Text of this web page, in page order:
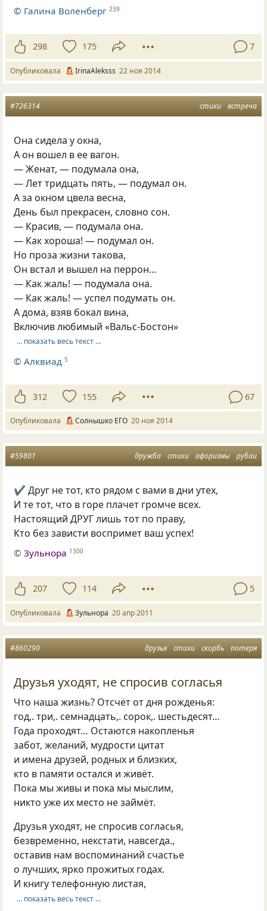
© Галина Воленберг 239
298 175 7
Опубликовала IrinaAleksss 22 ноя 2014
стихи встреча
#726314
Она сидела у окна,
А он вошел в ее вагон.
— Женат, — подумала она,
— Лет тридцать пять, — подумал он.
А за окном цвела весна,
День был прекрасен, словно сон.
— Красив, — подумала она.
— Как хороша! — подумал он.
Но проза жизни такова,
Он встал и вышел на перрон…
— Как жаль! — подумала она.
— Как жаль! — успел подумать он.
А дома, взяв бокал вина,
Включив любимый «Вальс-Бостон»
… показать весь текст …
©Алквиад 5
312 155 67
Опубликовала Солнышко ЕГО 20 ноя 2014
дружба стихи афоризмы рубаи
#59801
✔ Друг не тот, кто рядом с вами в дни утех,
И те тот, что в горе плачет громче всех.
Настоящий ДРУГ лишь тот по праву,
Кто без зависти воспримет ваш успех!
©Зульнора 1300
207 114 5
Опубликовала Зульнора 20 апр 2011
друзья стихи скорбь потеря
#860290
Друзья уходят, не спросив согласья
Что наша жизнь? Отсчёт от дня рожденья:
год,. три,. семнадцать,. сорок,. шестьдесят…
Года проходят… Остаются накопленья
забот, желаний, мудрости цитат
и имена друзей, родных и близких,
кто в памяти остался и живёт.
Пока мы живы и пока мы мыслим,
никто уже их место не займёт.
Друзья уходят, не спросив согласья,
безвременно, некстати, навсегда.,
оставив нам воспоминаний счастье
о лучших, ярко прожитых годах.
И книгу телефонную листая,
… показать весь текст …